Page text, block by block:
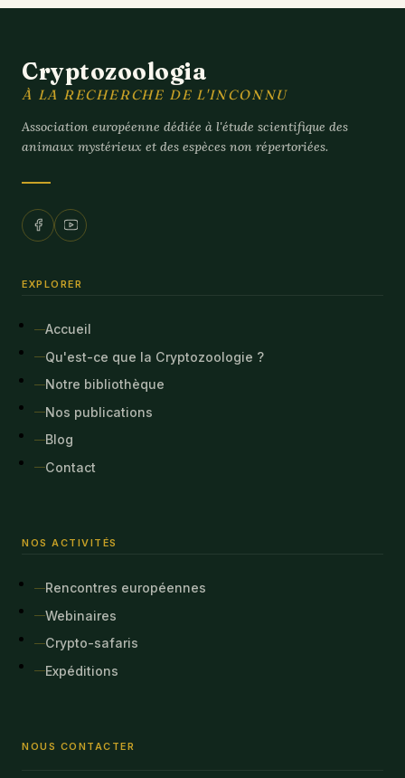
Cryptozoologia
À LA RECHERCHE DE L'INCONNU
Association européenne dédiée à l'étude scientifique des
animaux mystérieux et des espèces non répertoriées.
EXPLORER
Accueil
Qu'est-ce que la Cryptozoologie ?
Notre bibliothèque
Nos publications
Blog
Contact
NOS ACTIVITÉS
Rencontres européennes
Webinaires
Crypto-safaris
Expéditions
NOUS CONTACTER